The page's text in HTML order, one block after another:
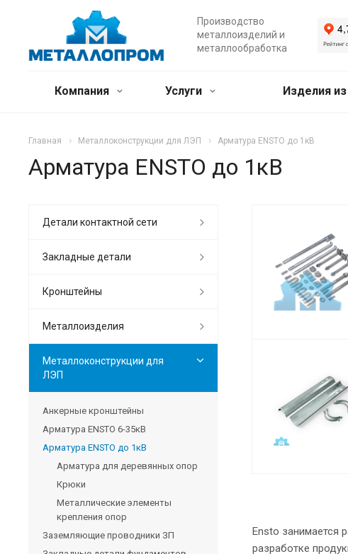
Производство
металлоизделий и
металлообработка
Компания Услуги Изделия
Главная Металлоконструкции для ЛЭП Арматура ENSTO до 1кВ
Арматура ENSTO до 1кВ
Ensto занимается
разработке
Детали контактной сети
Закладные детали
Кронштейны
Металлоизделия
Металлоконструкции для
ЛЭП
Анкерные кронштейны
Арматура ENSTO 6-35кВ
Арматура ENSTO до 1кВ
Арматура для деревянных опор
Крюки
Металлические элементы
крепления опор
Заземляющие проводники ЗП